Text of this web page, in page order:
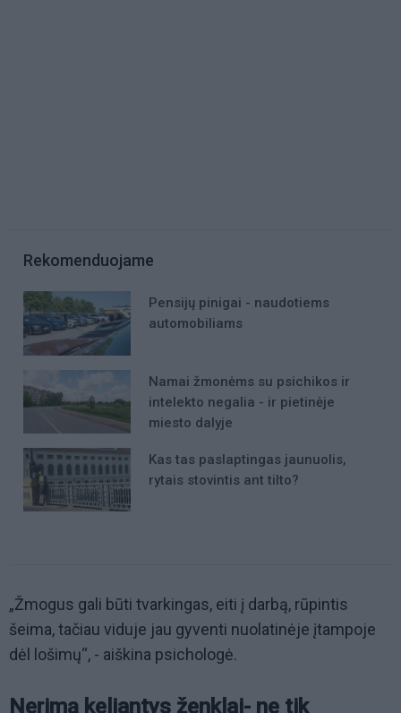
Rekomenduojame
Pensijų pinigai - naudotiems
automobiliams
Namai žmonėms su psichikos ir
intelekto negalia - ir pietinėje
miesto dalyje
Kas tas paslaptingas jaunuolis,
rytais stovintis ant tilto?
„Žmogus gali būti tvarkingas, eiti į darbą, rūpintis
šeima, tačiau viduje jau gyventi nuolatinėje įtampoje
dėl lošimų“, - aiškina psichologė.
Nerimą keliantys ženklai- ne tik